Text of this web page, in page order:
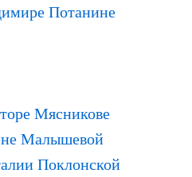
Потанине
Мясникове
Малышевой
Поклонской